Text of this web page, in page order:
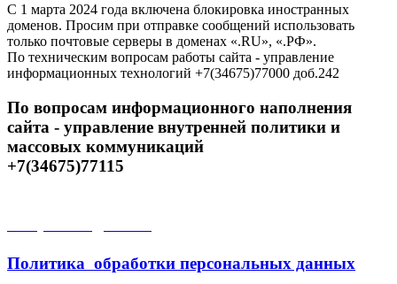
С 1 марта 2024 года включена блокировка иностранных
доменов. Просим при отправке сообщений использовать
только почтовые серверы в доменах «.RU», «.РФ».
По техническим вопросам работы сайта - управление
информационных технологий +7(34675)77000 доб.242
По вопросам информационного наполнения
сайта - управление внутренней политики и
массовых коммуникаций
+7(34675)77115
Политика обработки персональных данных